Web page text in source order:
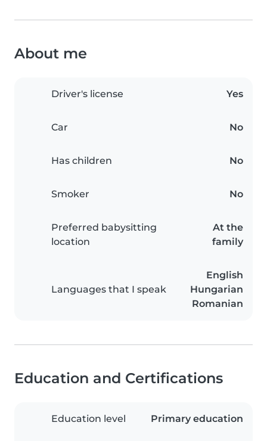
About me
Driver's license Yes
Car No
Has children No
Smoker No
Preferred babysitting
location
At the
family
Languages that I speak
English
Hungarian
Romanian
Education and Certifications
Education level Primary education